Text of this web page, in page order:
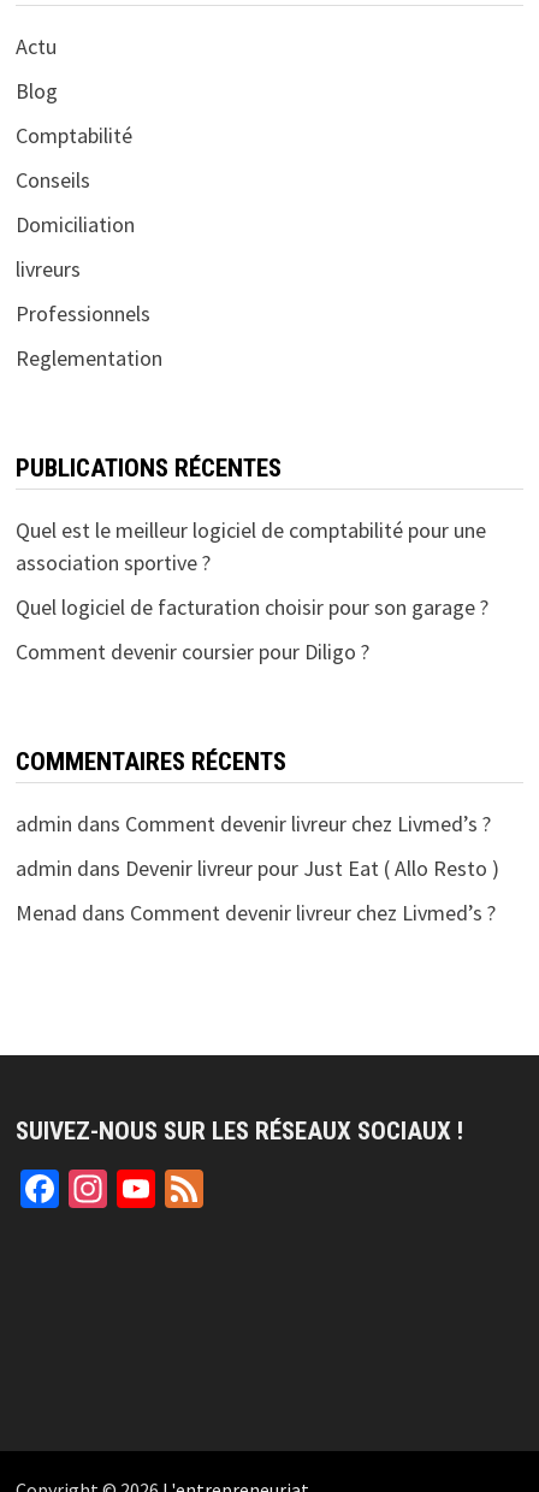
Actu
Blog
Comptabilité
Conseils
Domiciliation
livreurs
Professionnels
Reglementation
PUBLICATIONS RÉCENTES
Quel est le meilleur logiciel de comptabilité pour une
association sportive ?
Quel logiciel de facturation choisir pour son garage ?
Comment devenir coursier pour Diligo ?
COMMENTAIRES RÉCENTS
admin dans Comment devenir livreur chez Livmed’s ?
admin dans Devenir livreur pour Just Eat ( Allo Resto )
Menad dans Comment devenir livreur chez Livmed’s ?
SUIVEZ-NOUS SUR LES RÉSEAUX SOCIAUX !
Facebook
Instagram
YouTube
Feed